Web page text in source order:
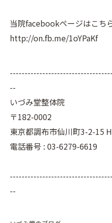
当院facebookページはこち
http://on.fb.me/1oYPaKf
--
いづみ堂整体院
〒182-0002
東京都調布市仙川町3-2-15
電話番号 : 03-6279-6619
--